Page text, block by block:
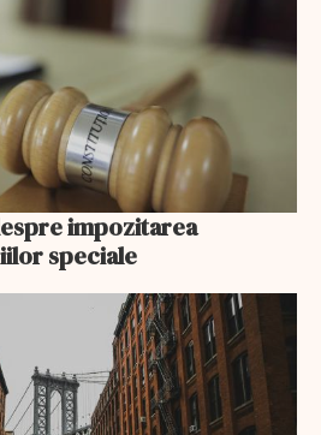
impozitarea
speciale